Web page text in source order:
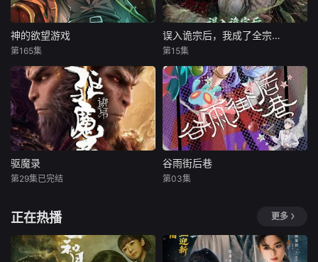
神的欲望游戏
第165集
误入诡宗后，我成了全宗团宠
第15集
驱魔录
第29集已完结
谷雨街后巷
第03集
正在热播 更多